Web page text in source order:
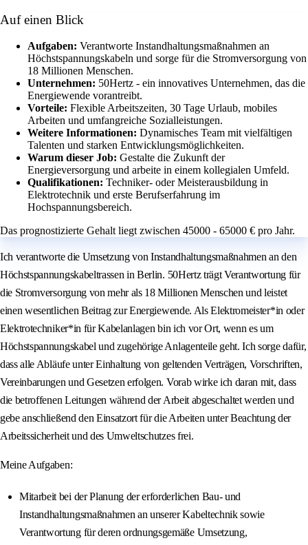
Auf einen Blick
Aufgaben: Verantworte Instandhaltungsmaßnahmen an
Höchstspannungskabeln und sorge für die Stromversorgung von
18 Millionen Menschen.
Unternehmen: 50Hertz - ein innovatives Unternehmen, das die
Energiewende vorantreibt.
Vorteile: Flexible Arbeitszeiten, 30 Tage Urlaub, mobiles
Arbeiten und umfangreiche Sozialleistungen.
Weitere Informationen: Dynamisches Team mit vielfältigen
Talenten und starken Entwicklungsmöglichkeiten.
Warum dieser Job: Gestalte die Zukunft der
Energieversorgung und arbeite in einem kollegialen Umfeld.
Qualifikationen: Techniker- oder Meisterausbildung in
Elektrotechnik und erste Berufserfahrung im
Hochspannungsbereich.
Das prognostizierte Gehalt liegt zwischen 45000 - 65000 € pro Jahr.
Ich verantworte die Umsetzung von Instandhaltungsmaßnahmen an den
Höchstspannungskabeltrassen in Berlin. 50Hertz trägt Verantwortung für
die Stromversorgung von mehr als 18 Millionen Menschen und leistet
einen wesentlichen Beitrag zur Energiewende. Als Elektromeister*in oder
Elektrotechniker*in für Kabelanlagen bin ich vor Ort, wenn es um
Höchstspannungskabel und zugehörige Anlagenteile geht. Ich sorge dafür,
dass alle Abläufe unter Einhaltung von geltenden Verträgen, Vorschriften,
Vereinbarungen und Gesetzen erfolgen. Vorab wirke ich daran mit, dass
die betroffenen Leitungen während der Arbeit abgeschaltet werden und
gebe anschließend den Einsatzort für die Arbeiten unter Beachtung der
Arbeitssicherheit und des Umweltschutzes frei.
Meine Aufgaben:
Mitarbeit bei der Planung der erforderlichen Bau- und
Instandhaltungsmaßnahmen an unserer Kabeltechnik sowie
Verantwortung für deren ordnungsgemäße Umsetzung,